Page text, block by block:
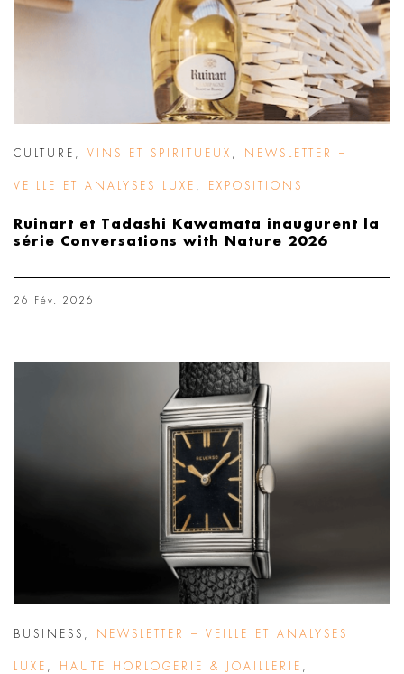
CULTURE VINS ET SPIRITUEUX NEWSLETTER –
VEILLE ET ANALYSES LUXE EXPOSITIONS
Ruinart et Tadashi Kawamata inaugurent la
série Conversations with Nature 2026
26 Fév. 2026
BUSINESS NEWSLETTER – VEILLE ET ANALYSES
LUXE HAUTE HORLOGERIE & JOAILLERIE